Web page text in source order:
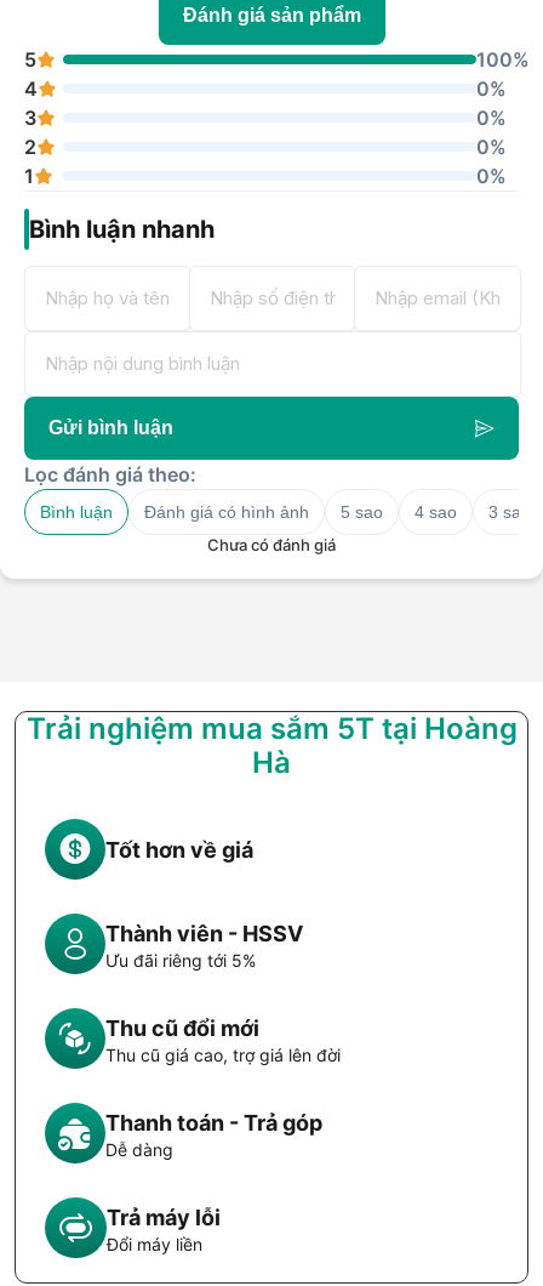
Đánh giá sản phẩm
5
100%
4
0%
3
0%
2
0%
1
0%
Bình luận nhanh
Gửi bình luận
Lọc đánh giá theo:
Bình luận Đánh giá có hình ảnh 5 sao 4 sao
3 sao
Chưa có đánh giá
Trải nghiệm mua sắm 5T tại Hoàng
Hà
Tốt hơn về giá
Thành viên - HSSV
Ưu đãi riêng tới 5%
Thu cũ đổi mới
Thu cũ giá cao, trợ giá lên đời
Thanh toán - Trả góp
Dễ dàng
Trả máy lỗi
Đổi máy liền